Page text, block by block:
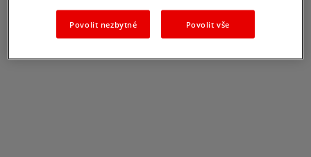
Povolit nezbytné Povolit vše